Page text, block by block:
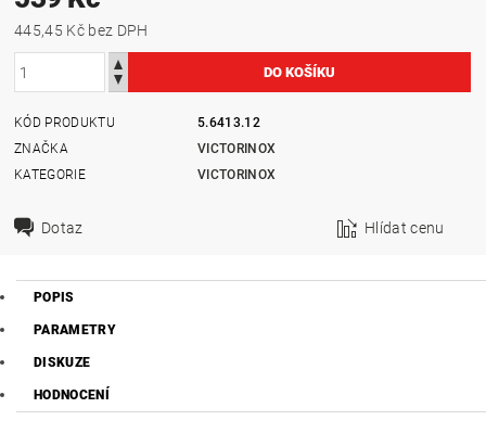
445,45 Kč bez DPH
KÓD PRODUKTU
5.6413.12
ZNAČKA
VICTORINOX
KATEGORIE
VICTORINOX
Dotaz Hlídat cenu
POPIS
PARAMETRY
DISKUZE
HODNOCENÍ